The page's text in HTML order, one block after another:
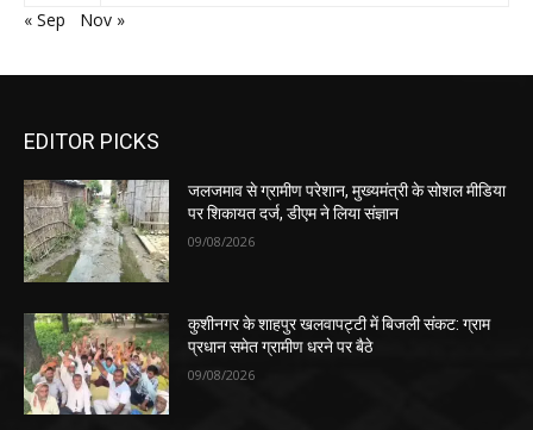
« Sep
Nov »
EDITOR PICKS
जलजमाव से ग्रामीण परेशान, मुख्यमंत्री के सोशल मीडिया
पर शिकायत दर्ज, डीएम ने लिया संज्ञान
09/08/2026
कुशीनगर के शाहपुर खलवापट्टी में बिजली संकट: ग्राम
प्रधान समेत ग्रामीण धरने पर बैठे
09/08/2026